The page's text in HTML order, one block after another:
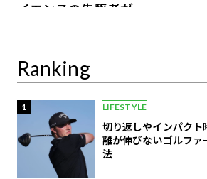
イエンスの先駆者が語
Ranking
1 LIFESTYLE
切り返しやインパクト
離が伸びないゴルファ
法